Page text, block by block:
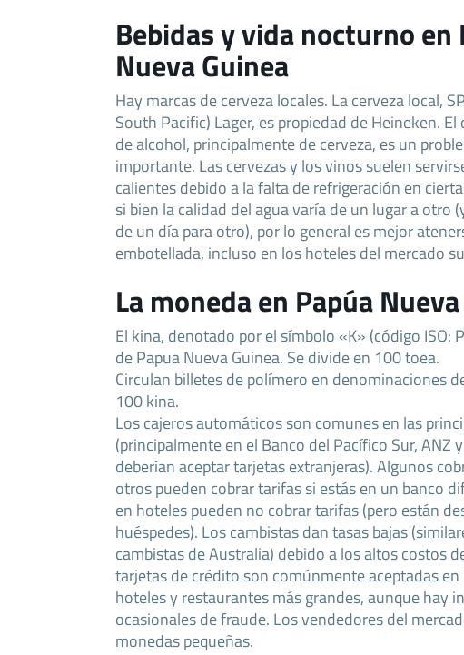
Bebidas y vida nocturno en
Nueva Guinea
Hay marcas de cerveza locales. La cerveza local,
South Pacific) Lager, es propiedad de Heineken.
de alcohol, principalmente de cerveza, es un
importante. Las cervezas y los vinos suelen
calientes debido a la falta de refrigeración en
si bien la calidad del agua varía de un lugar a otro
de un día para otro), por lo general es mejor
embotellada, incluso en los hoteles del mercado
La moneda en Papúa
El kina, denotado por el símbolo «K» (código ISO:
de Papua Nueva Guinea. Se divide en 100 toea.
Circulan billetes de polímero en denominaciones
100 kina.
Los cajeros automáticos son comunes en las
(principalmente en el Banco del Pacífico Sur, ANZ
deberían aceptar tarjetas extranjeras). Algunos
otros pueden cobrar tarifas si estás en un banco
en hoteles pueden no cobrar tarifas (pero están
huéspedes). Los cambistas dan tasas bajas
cambistas de Australia) debido a los altos costos
tarjetas de crédito son comúnmente aceptadas en
hoteles y restaurantes más grandes, aunque hay
ocasionales de fraude. Los vendedores del
monedas pequeñas.